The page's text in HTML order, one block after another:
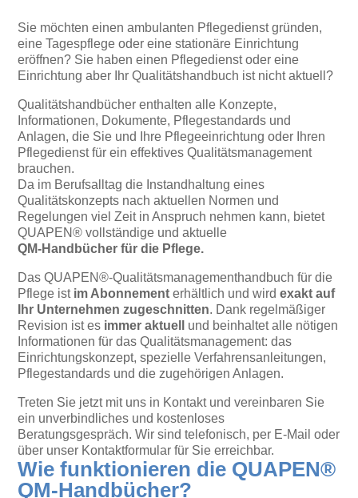
Sie möchten einen ambulanten Pflegedienst gründen,
eine Tagespflege oder eine stationäre Einrichtung
eröffnen? Sie haben einen Pflegedienst oder eine
Einrichtung aber Ihr Qualitätshandbuch ist nicht aktuell?
Qualitätshandbücher enthalten alle Konzepte,
Informationen, Dokumente, Pflegestandards und
Anlagen, die Sie und Ihre Pflegeeinrichtung oder Ihren
Pflegedienst für ein effektives Qualitätsmanagement
brauchen.
Da im Berufsalltag die Instandhaltung eines
Qualitätskonzepts nach aktuellen Normen und
Regelungen viel Zeit in Anspruch nehmen kann, bietet
QUAPEN® vollständige und aktuelle
QM-Handbücher für die Pflege.
Das QUAPEN®-Qualitätsmanagementhandbuch für die
Pflege ist im Abonnement erhältlich und wirdexakt auf
Ihr Unternehmen zugeschnitten. Dank regelmäßiger
Revision ist es immer aktuell
und beinhaltet alle nötigen
Informationen für das Qualitätsmanagement: das
Einrichtungskonzept, spezielle Verfahrensanleitungen,
Pflegestandards und die zugehörigen Anlagen.
Treten Sie jetzt mit uns in Kontakt und vereinbaren Sie
ein unverbindliches und kostenloses
Beratungsgespräch. Wir sind telefonisch, per E-Mail oder
über unser Kontaktformular für Sie erreichbar.
Wie funktionieren die QUAPEN®
QM-Handbücher?